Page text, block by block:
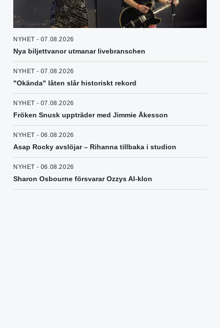
NYHET - 07.08.2026
Nya biljettvanor utmanar livebranschen
NYHET - 07.08.2026
"Okända" låten slår historiskt rekord
NYHET - 07.08.2026
Fröken Snusk uppträder med Jimmie Åkesson
NYHET - 06.08.2026
Asap Rocky avslöjar – Rihanna tillbaka i studion
NYHET - 06.08.2026
Sharon Osbourne försvarar Ozzys AI-klon